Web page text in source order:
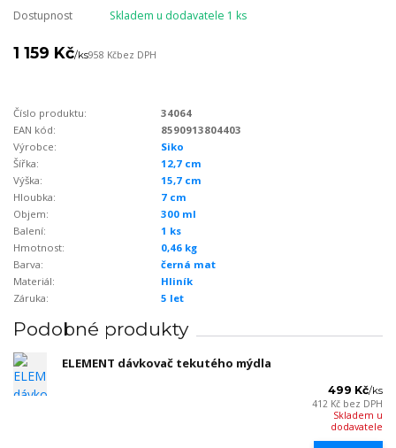
Dostupnost Skladem u dodavatele 1 ks
1 159 Kč/ks958 Kčbez DPH
Číslo produktu:
34064
EAN kód:
8590913804403
Výrobce:
Siko
Šířka:
12,7 cm
Výška:
15,7 cm
Hloubka:
7 cm
Objem:
300 ml
Balení:
1 ks
Hmotnost:
0,46 kg
Barva:
černá mat
Materiál:
Hliník
Záruka:
5 let
Podobné produkty
ELEMENT dávkovač tekutého mýdla
499 Kč/ks
412 Kč bez DPH
Skladem u
dodavatele